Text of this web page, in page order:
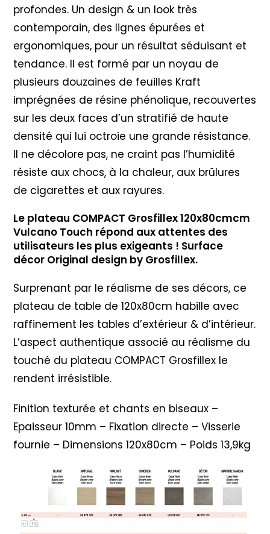
profondes. Un design & un look très
contemporain, des lignes épurées et
ergonomiques, pour un résultat séduisant et
tendance. Il est formé par un noyau de
plusieurs douzaines de feuilles Kraft
imprégnées de résine phénolique, recouvertes
sur les deux faces d’un stratifié de haute
densité qui lui octroie une grande résistance.
Il ne décolore pas, ne craint pas l’humidité
résiste aux chocs, à la chaleur, aux brûlures
de cigarettes et aux rayures.
Le plateau COMPACT Grosfillex 120x80cmcm
Vulcano Touch répond aux attentes des
utilisateurs les plus exigeants ! Surface
décor Original design by Grosfillex.
Surprenant par le réalisme de ses décors, ce
plateau de table de 120x80cm habille avec
raffinement les tables d’extérieur & d’intérieur.
L’aspect authentique associé au réalisme du
touché du plateau COMPACT Grosfillex le
rendent irrésistible.
Finition texturée et chants en biseaux –
Epaisseur 10mm – Fixation directe – Visserie
fournie – Dimensions 120x80cm – Poids 13,9kg